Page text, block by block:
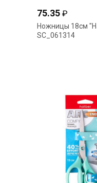
75.35 ₽
Ножницы 18см
SC_061314